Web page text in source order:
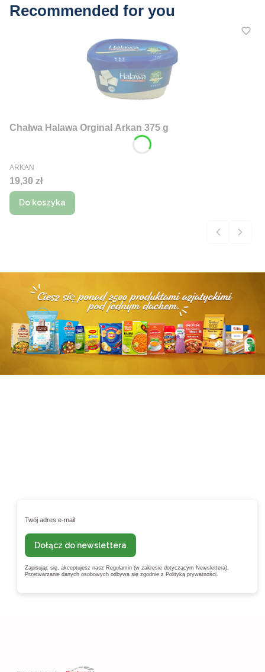
Recommended for you
Chałwa Halawa Orginal Arkan 375 g
PRODUCENT
ARKAN
Cena
19,30 zł
Do koszyka
Twój adres e-mail
Dołącz do newslettera
Zapisując się, akceptujesz nasz Regulamin (w zakresie dotyczącym Newslettera).
Przetwarzanie danych osobowych odbywa się zgodnie z Polityką prywatności.